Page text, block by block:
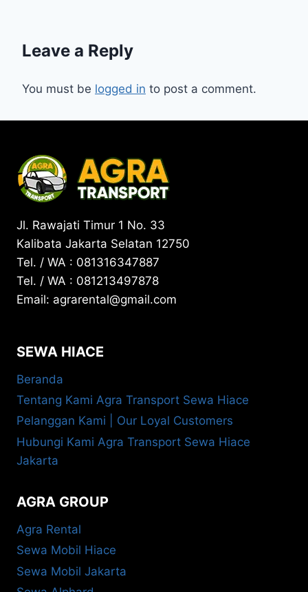
Leave a Reply
You must be logged in to post a comment.
Jl. Rawajati Timur 1 No. 33
Kalibata Jakarta Selatan 12750
Tel. / WA : 081316347887
Tel. / WA : 081213497878
Email: agrarental@gmail.com
SEWA HIACE
Beranda
Tentang Kami Agra Transport Sewa Hiace
Pelanggan Kami | Our Loyal Customers
Hubungi Kami Agra Transport Sewa Hiace
Jakarta
AGRA GROUP
Agra Rental
Sewa Mobil Hiace
Sewa Mobil Jakarta